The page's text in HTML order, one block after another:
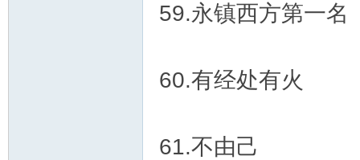
59.永镇西方第一名
60.有经处有火
61.不由己